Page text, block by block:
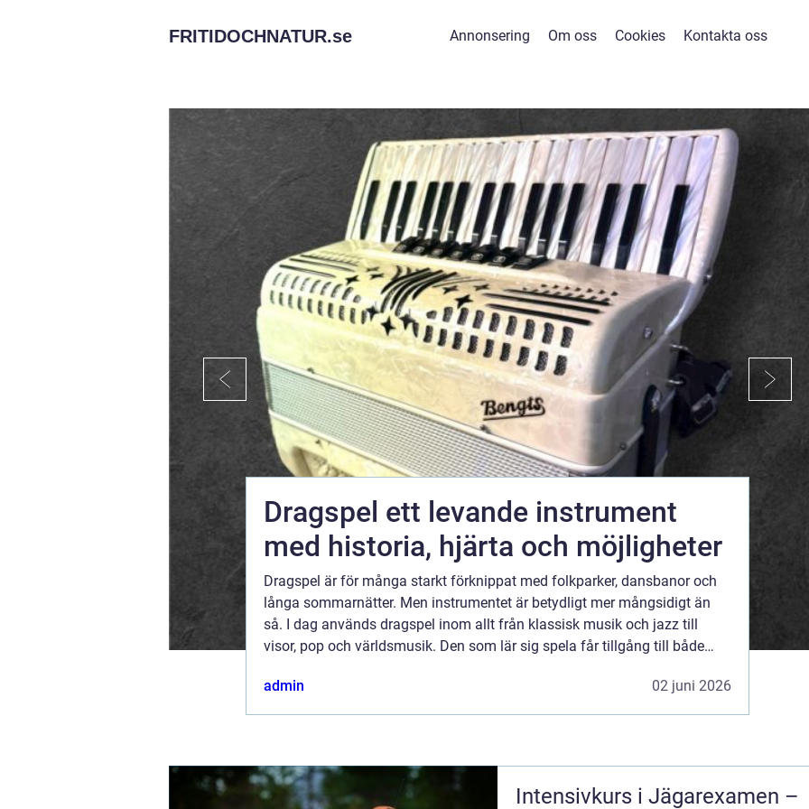
FRITIDOCHNATUR.se Annonsering Om oss Cookies Kontakta oss
Dragspel ett levande instrument
med historia, hjärta och möjligheter
Dragspel är för många starkt förknippat med folkparker, dansbanor och
långa sommarnätter. Men instrumentet är betydligt mer mångsidigt än
så. I dag används dragspel inom allt från klassisk musik och jazz till
visor, pop och världsmusik. Den som lär sig spela får tillgång till både
admin
02 juni 2026
Intensivkurs i Jägarexamen –